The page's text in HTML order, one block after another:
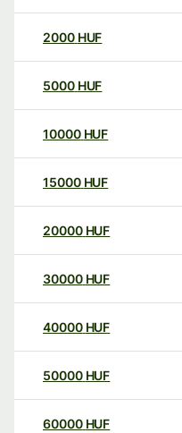
2000 HUF
5000 HUF
10000 HUF
15000 HUF
20000 HUF
30000 HUF
40000 HUF
50000 HUF
60000 HUF